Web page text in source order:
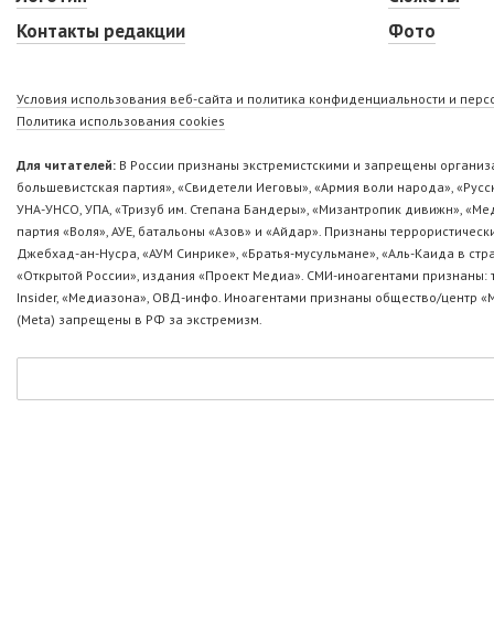
Контакты редакции
Фото
Условия использования веб-сайта и политика конфиденциальности и
Политика использования cookies
Для читателей: В России признаны экстремистскими и запрещены
большевистская партия», «Свидетели Иеговы», «Армия воли народа»,
УНА-УНСО, УПА, «Тризуб им. Степана Бандеры», «Мизантропик дивижн»,
партия «Воля», АУЕ, батальоны «Азов» и «Айдар». Признаны
Джебхад-ан-Нусра, «АУМ Синрике», «Братья-мусульмане», «Аль-Каида в
«Открытой России», издания «Проект Медиа». СМИ-иноагентами
Insider, «Медиазона», ОВД-инфо. Иноагентами признаны общество/центр
(Metа) запрещены в РФ за экстремизм.